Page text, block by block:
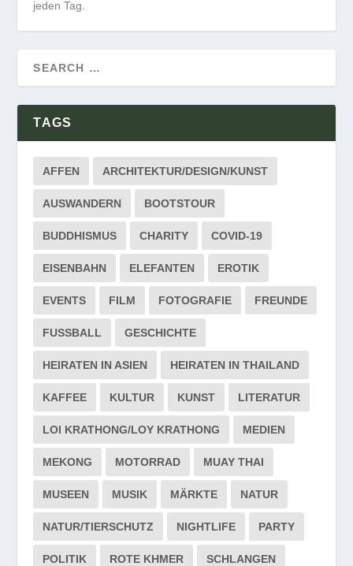
jeden Tag.
TAGS
AFFEN ARCHITEKTUR/DESIGN/KUNST
AUSWANDERN BOOTSTOUR
BUDDHISMUS CHARITY COVID-19
EISENBAHN ELEFANTEN EROTIK
EVENTS FILM FOTOGRAFIE FREUNDE
FUSSBALL GESCHICHTE
HEIRATEN IN ASIEN HEIRATEN IN THAILAND
KAFFEE KULTUR KUNST LITERATUR
LOI KRATHONG/LOY KRATHONG MEDIEN
MEKONG MOTORRAD MUAY THAI
MUSEEN MUSIK MÄRKTE NATUR
NATUR/TIERSCHUTZ NIGHTLIFE PARTY
POLITIK ROTE KHMER SCHLANGEN